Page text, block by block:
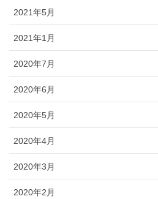
2021年5月
2021年1月
2020年7月
2020年6月
2020年5月
2020年4月
2020年3月
2020年2月